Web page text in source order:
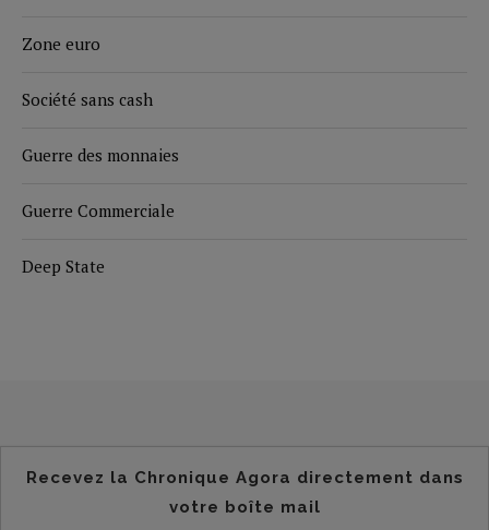
Zone euro
Société sans cash
Guerre des monnaies
Guerre Commerciale
Deep State
Recevez la Chronique Agora directement dans
votre boîte mail